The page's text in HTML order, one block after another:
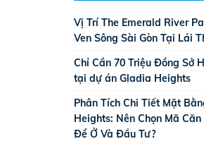
Vị Trí The Emerald River
Ven Sông Sài Gòn Tại Lái
Chỉ Cần 70 Triệu Đồng Sở
tại dự án Gladia Heights
Phân Tích Chi Tiết Mặt
Heights: Nên Chọn Mã
Để Ở Và Đầu Tư?